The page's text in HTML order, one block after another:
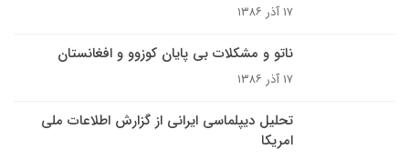
۱۷ آذر ۱۳۸۶
ناتو و مشکلات بی پایان کوزوو و افغانستان
۱۷ آذر ۱۳۸۶
تحليل ديپلماسى ايرانى از گزارش اطلاعات ملی
امریکا